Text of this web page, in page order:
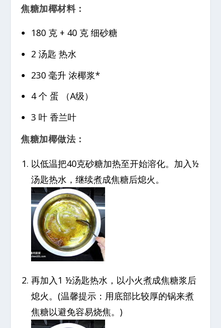
焦糖加椰材料：
180 克 + 40 克 细砂糖
2 汤匙 热水
230 毫升 浓椰浆*
4 个 蛋 （A级）
3 叶 香兰叶
焦糖加椰做法：
以低温把40克砂糖加热至开始溶化。加入½
汤匙热水，继续煮成焦糖后熄火。
再加入1 ½汤匙热水，以小火煮成焦糖浆后
熄火。(温馨提示：用底部比较厚的锅来煮
焦糖以避免容易烧焦。)